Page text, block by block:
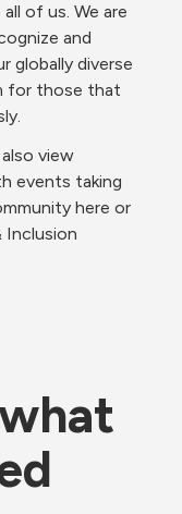
of us. We are
and
globally diverse
for those that
view
events taking
here or
Inclusion